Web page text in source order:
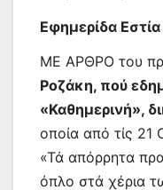
Εφημερίδα Εστία
ΜΕ ΑΡΘΡΟ του
Ροζάκη, πού
«Καθημερινή»,
οποία από τίς 21
«Τά απόρρητα
όπλο στά χέρια